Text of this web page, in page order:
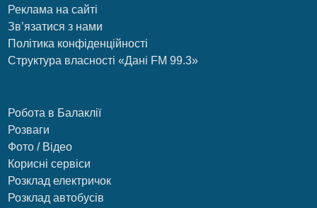
Реклама на сайті
Зв’язатися з нами
Політика конфіденційності
Структура власності «Дані FM 99.3»
Робота в Балаклії
Розваги
Фото / Відео
Корисні сервіси
Розклад електричок
Розклад автобусів